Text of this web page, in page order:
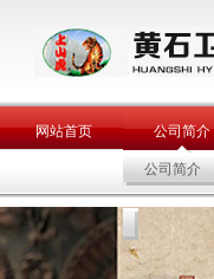
网站首页 公司简介
公司简介